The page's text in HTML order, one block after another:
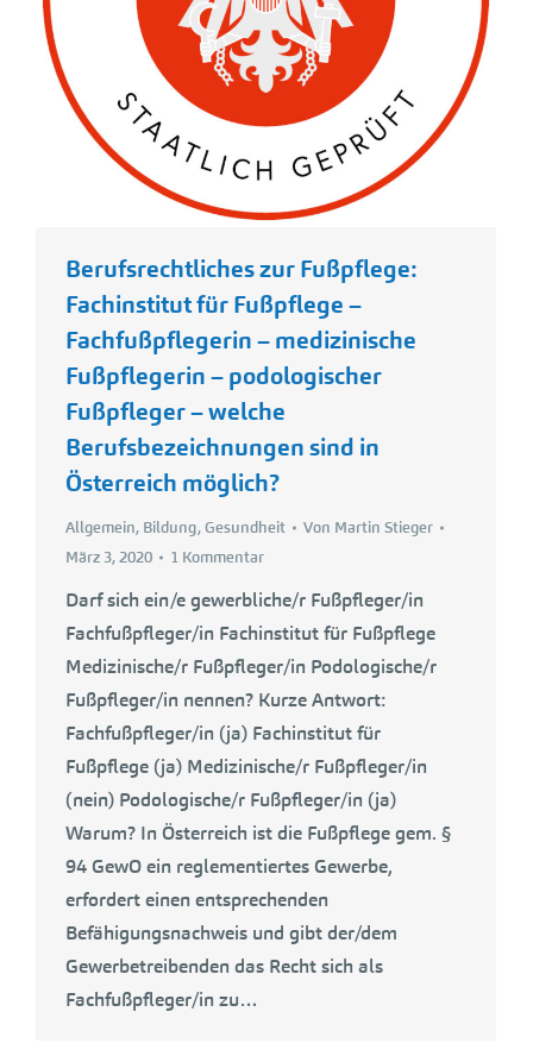
Berufsrechtliches zur Fußpflege:
Fachinstitut für Fußpflege –
Fachfußpflegerin – medizinische
Fußpflegerin – podologischer
Fußpfleger – welche
Berufsbezeichnungen sind in
Österreich möglich?
Allgemein, Bildung,Gesundheit Von Martin Stieger
März 3, 2020
1 Kommentar
Darf sich ein/e gewerbliche/r Fußpfleger/in
Fachfußpfleger/in Fachinstitut für Fußpflege
Medizinische/r Fußpfleger/in Podologische/r
Fußpfleger/in nennen? Kurze Antwort:
Fachfußpfleger/in (ja) Fachinstitut für
Fußpflege (ja) Medizinische/r Fußpfleger/in
(nein) Podologische/r Fußpfleger/in (ja)
Warum? In Österreich ist die Fußpflege gem. §
94 GewO ein reglementiertes Gewerbe,
erfordert einen entsprechenden
Befähigungsnachweis und gibt der/dem
Gewerbetreibenden das Recht sich als
Fachfußpfleger/in zu…